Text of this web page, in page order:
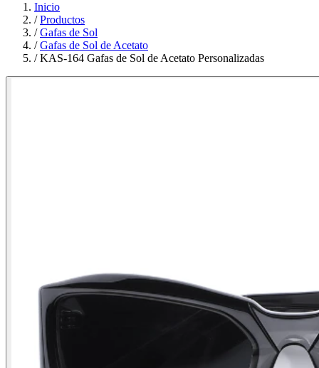
Inicio
/Productos
/Gafas de Sol
/Gafas de Sol de Acetato
/KAS-164 Gafas de Sol de Acetato Personalizadas